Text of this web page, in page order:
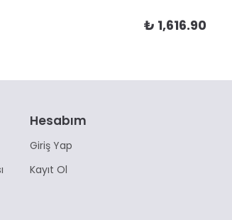
₺ 1,616.90
Hesabım
Giriş Yap
Kayıt Ol